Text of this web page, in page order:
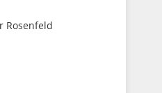
Rosenfeld